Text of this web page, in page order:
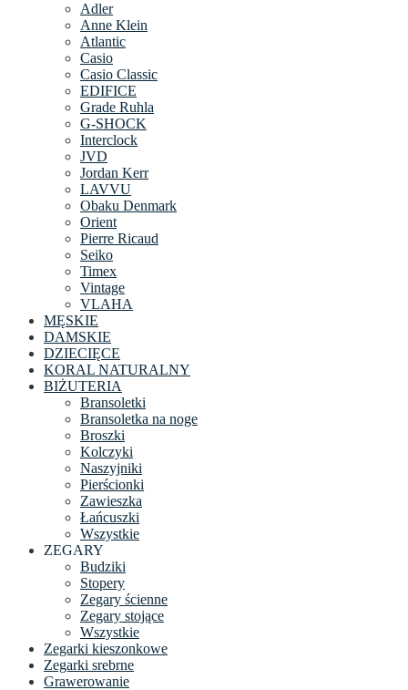
Adler
Anne Klein
Atlantic
Casio
Casio Classic
EDIFICE
Grade Ruhla
G-SHOCK
Interclock
JVD
Jordan Kerr
LAVVU
Obaku Denmark
Orient
Pierre Ricaud
Seiko
Timex
Vintage
VLAHA
MĘSKIE
DAMSKIE
DZIECIĘCE
KORAL NATURALNY
BIŻUTERIA
Bransoletki
Bransoletka na noge
Broszki
Kolczyki
Naszyjniki
Pierścionki
Zawieszka
Łańcuszki
Wszystkie
ZEGARY
Budziki
Stopery
Zegary ścienne
Zegary stojące
Wszystkie
Zegarki kieszonkowe
Zegarki srebrne
Grawerowanie